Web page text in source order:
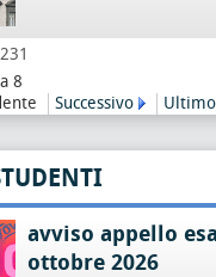
8
Successivo Ultimo
avviso appello
ottobre 2026